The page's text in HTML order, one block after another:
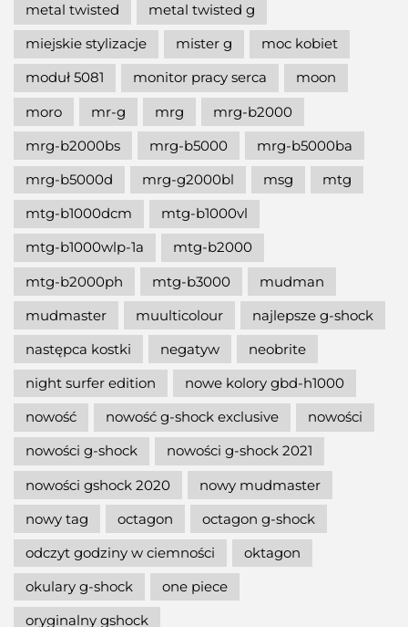
metal twisted
metal twisted g
miejskie stylizacje
mister g
moc kobiet
moduł 5081
monitor pracy serca
moon
moro
mr-g mrg
mrg-b2000
mrg-b2000bs
mrg-b5000
mrg-b5000ba
mrg-b5000d
mrg-g2000bl msg
mtg
mtg-b1000dcm
mtg-b1000vl
mtg-b1000wlp-1a
mtg-b2000
mtg-b2000ph
mtg-b3000
mudman
mudmaster
muulticolour
najlepsze g-shock
następca kostki
negatyw
neobrite
night surfer edition
nowe kolory gbd-h1000
nowość
nowość g-shock exclusive
nowości
nowości g-shock
nowości g-shock 2021
nowości gshock 2020
nowy mudmaster
nowy tag
octagon
octagon g-shock
odczyt godziny w ciemności
oktagon
okulary g-shock
one piece
oryginalny gshock